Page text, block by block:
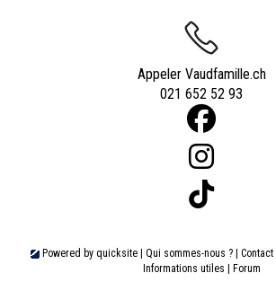
Appeler Vaudfamille.ch
021 652 52 93
Powered by quicksite Qui sommes-nous ?| Contact|
Informations utiles
Forum